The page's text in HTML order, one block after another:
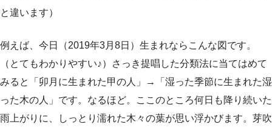
と違います）
例えば、今日（2019年3月8日）生まれならこんな図です。
（とてもわかりやすい♪）さっき提唱した分類法に当てはめて
みると「卯月に生まれた甲の人」→「湿った季節に生まれた湿
った木の人」です。なるほど。ここのところ何日も降り続いた
雨上がりに、しっとり濡れた木々の葉が思い浮かびます。芽吹